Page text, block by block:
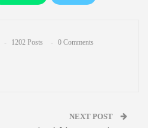
1202 Posts 0 Comments
NEXT POST